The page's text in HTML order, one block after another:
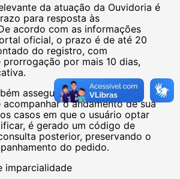
da atuação da Ouvidoria é
para resposta às
acordo com as informações
oficial, o prazo é de até 20
do registro, com
por mais 10 dias,
assegura ao cidadão a
o andamento de sua
casos em que o usuário optar
é gerado um código de
posterior, preservando o
do pedido.
imparcialidade